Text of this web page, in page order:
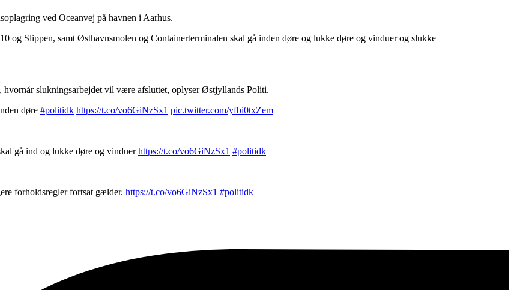
ved Oceanvej på havnen i Aarhus.
og Slippen, samt Østhavnsmolen og Containerterminalen skal gå inden døre og lukke døre og vinduer og slukke
slukningsarbejdet vil være afsluttet, oplyser Østjyllands Politi.
døre #politidk https://t.co/vo6GiNzSx1 pic.twitter.com/yfbi0txZem
gå ind og lukke døre og vinduerhttps://t.co/vo6GiNzSx1 #politidk
forholdsregler fortsat gælder. https://t.co/vo6GiNzSx1 #politidk